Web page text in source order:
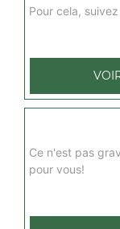
Pour cela,
Ce n'est pas
pour vous!